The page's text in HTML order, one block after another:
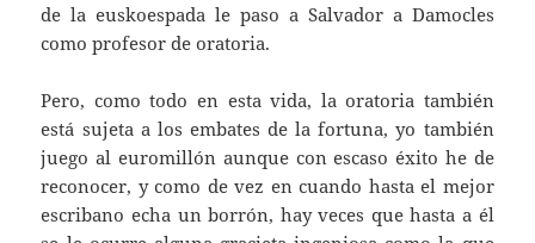
de la euskoespada le paso a Salvador a Damocles
como profesor de oratoria.
Pero, como todo en esta vida, la oratoria también
está sujeta a los embates de la fortuna, yo también
juego al euromillón aunque con escaso éxito he de
reconocer, y como de vez en cuando hasta el mejor
escribano echa un borrón, hay veces que hasta a él